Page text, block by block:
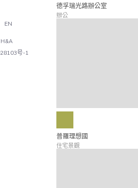
EN
号-1
德孚瑞光路辦公室
辦公
普羅理想國
住宅景觀